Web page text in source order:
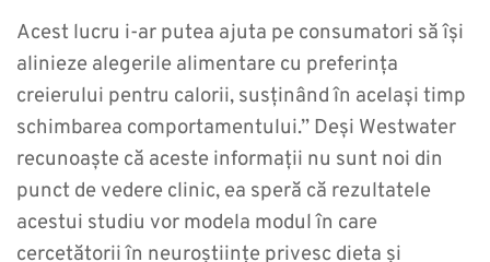
Acest lucru i-ar putea ajuta pe consumatori să își
alinieze alegerile alimentare cu preferința
creierului pentru calorii, susținând în același timp
schimbarea comportamentului.” Deși Westwater
recunoaște că aceste informații nu sunt noi din
punct de vedere clinic, ea speră că rezultatele
acestui studiu vor modela modul în care
cercetătorii în neuroștiințe privesc dieta și